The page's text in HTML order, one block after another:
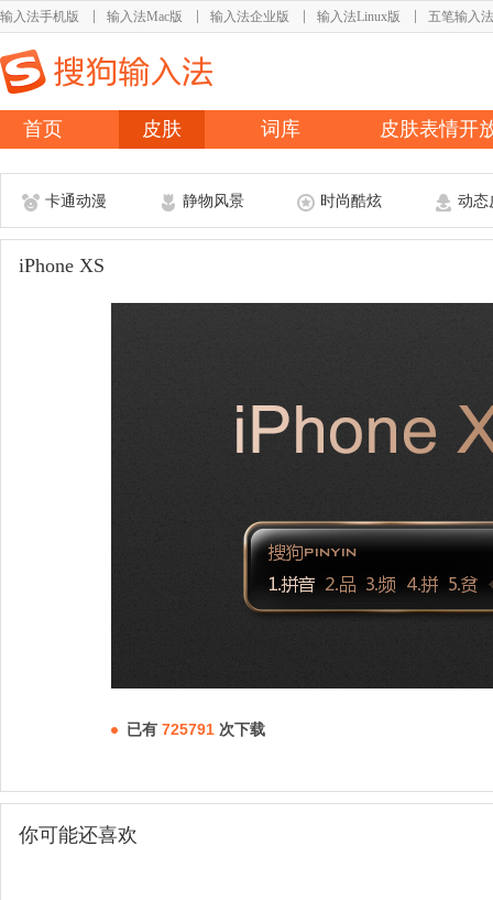
输入法手机版 输入法Mac版 输入法企业版 输入法Linux版 五笔输入法
首页 皮肤 词库 皮肤表情开
卡通动漫 静物风景 时尚酷炫 动态
iPhone XS
已有 725791 次下载
你可能还喜欢